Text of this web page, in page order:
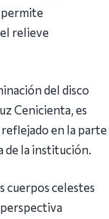
permite
relieve
del disco
Cenicienta, es
en la parte
de la institución.
cuerpos celestes